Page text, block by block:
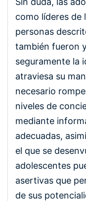
como líderes de
personas
también fueron
seguramente la
atraviesa su
necesario
niveles de
mediante
adecuadas,
el que se
adolescentes
asertivas que
de sus